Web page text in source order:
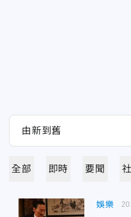
全部 即時 要聞
娛樂